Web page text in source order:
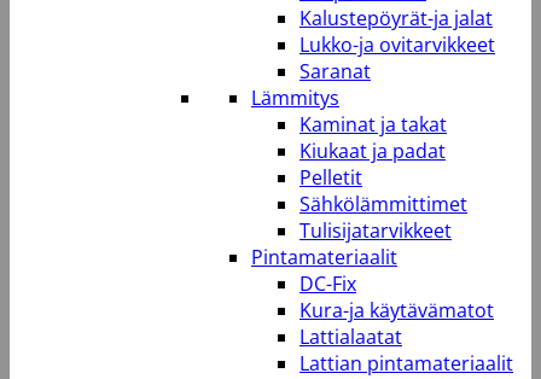
Kalustepöyrät-ja jalat
Lukko-ja ovitarvikkeet
Saranat
Lämmitys
Kaminat ja takat
Kiukaat ja padat
Pelletit
Sähkölämmittimet
Tulisijatarvikkeet
Pintamateriaalit
DC-Fix
Kura-ja käytävämatot
Lattialaatat
Lattian pintamateriaalit